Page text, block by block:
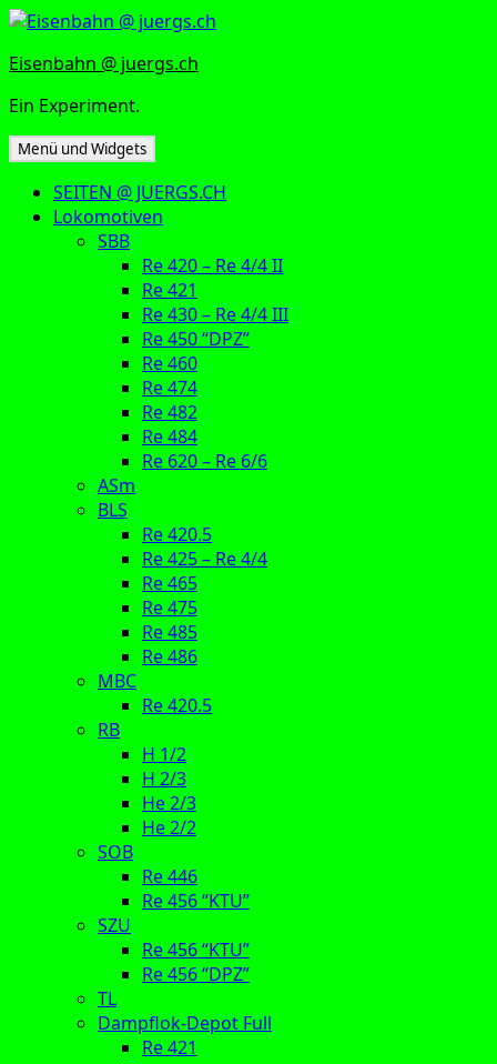
Zum
springen
Eisenbahn @ juergs.ch
Ein Experiment.
Menü und Widgets
SEITEN @ JUERGS.CH
Lokomotiven
SBB
Re 420 – Re 4/4 II
Re 421
Re 430 – Re 4/4 III
Re 450 “DPZ”
Re 460
Re 474
Re 482
Re 484
Re 620 – Re 6/6
ASm
BLS
Re 420.5
Re 425 – Re 4/4
Re 465
Re 475
Re 485
Re 486
MBC
Re 420.5
RB
H 1/2
H 2/3
He 2/3
He 2/2
SOB
Re 446
Re 456 “KTU”
SZU
Re 456 “KTU”
Re 456 “DPZ”
TL
Dampflok-Depot Full
Re 421